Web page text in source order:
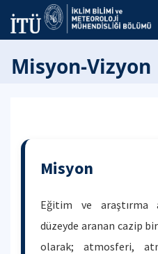
Misyon-Vizyon
Misyon
Eğitim ve araştırma
düzeyde aranan cazip
olarak; atmosferi,